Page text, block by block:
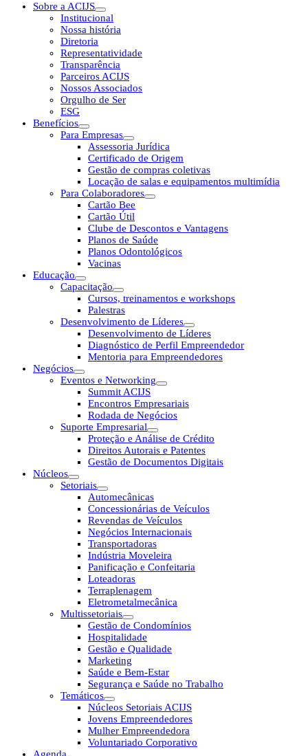
Sobre a ACIJS
Institucional
Nossa história
Diretoria
Representatividade
Transparência
Parceiros ACIJS
Nossos Associados
Orgulho de Ser
ESG
Benefícios
Para Empresas
Assessoria Jurídica
Certificado de Origem
Gestão de compras coletivas
Locação de salas e equipamentos multimídia
Para Colaboradores
Cartão Bee
Cartão Útil
Clube de Descontos e Vantagens
Planos de Saúde
Planos Odontológicos
Vacinas
Educação
Capacitação
Cursos, treinamentos e workshops
Palestras
Desenvolvimento de Líderes
Desenvolvimento de Líderes
Diagnóstico de Perfil Empreendedor
Mentoria para Empreendedores
Negócios
Eventos e Networking
Summit ACIJS
Encontros Empresariais
Rodada de Negócios
Suporte Empresarial
Proteção e Análise de Crédito
Direitos Autorais e Patentes
Gestão de Documentos Digitais
Núcleos
Setoriais
Automecânicas
Concessionárias de Veículos
Revendas de Veículos
Negócios Internacionais
Transportadoras
Indústria Moveleira
Panificação e Confeitaria
Loteadoras
Terraplenagem
Eletrometalmecânica
Multissetoriais
Gestão de Condomínios
Hospitalidade
Gestão e Qualidade
Marketing
Saúde e Bem-Estar
Segurança e Saúde no Trabalho
Temáticos
Núcleos Setoriais ACIJS
Jovens Empreendedores
Mulher Empreendedora
Voluntariado Corporativo